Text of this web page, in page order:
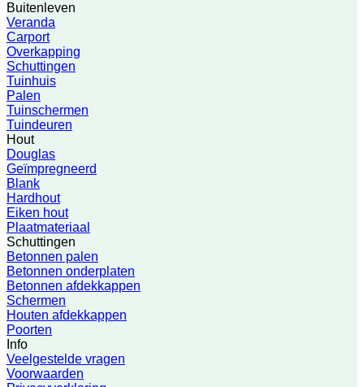
Buitenleven
Veranda
Carport
Overkapping
Schuttingen
Tuinhuis
Palen
Tuinschermen
Tuindeuren
Hout
Douglas
Geïmpregneerd
Blank
Hardhout
Eiken hout
Plaatmateriaal
Schuttingen
Betonnen palen
Betonnen onderplaten
Betonnen afdekkappen
Schermen
Houten afdekkappen
Poorten
Info
Veelgestelde vragen
Voorwaarden